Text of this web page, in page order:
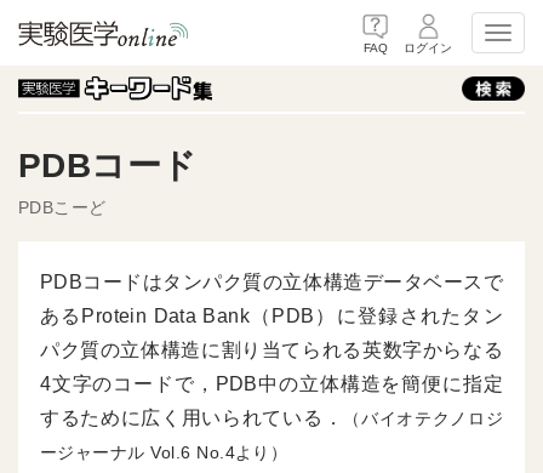
FAQ ログイン
PDBコード
PDBこーど
PDBコードはタンパク質の立体構造データベースで
あるProtein Data Bank（PDB）に登録されたタン
パク質の立体構造に割り当てられる英数字からなる
4文字のコードで，PDB中の立体構造を簡便に指定
するために広く用いられている．
（バイオテクノロジ
ージャーナル
6 4より）